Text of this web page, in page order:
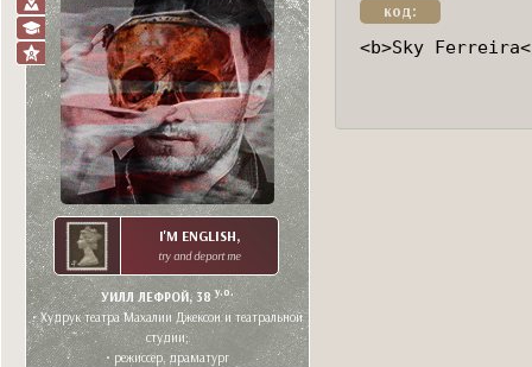
I'M ENGLISH,
try and deport me
УИЛЛ ЛЕФРОЙ, 38y.o.
• Худрук театра Махалии Джексон и театральной
студии;
• режиссер, драматург
код:
<b>Sky